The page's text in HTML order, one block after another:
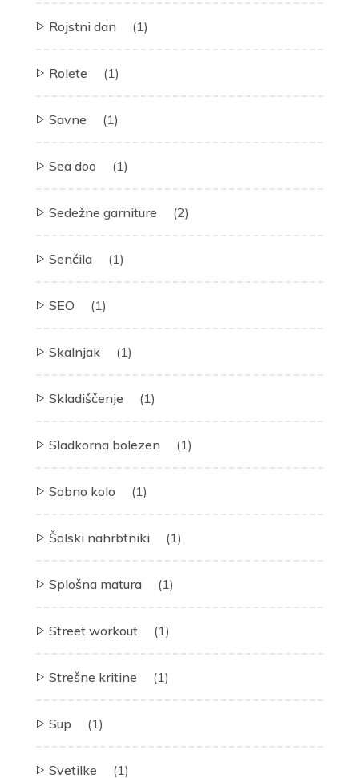
Rojstni dan (1)
Rolete (1)
Savne (1)
Sea doo (1)
Sedežne garniture (2)
Senčila (1)
SEO (1)
Skalnjak (1)
Skladiščenje (1)
Sladkorna bolezen (1)
Sobno kolo (1)
Šolski nahrbtniki (1)
Splošna matura (1)
Street workout (1)
Strešne kritine (1)
Sup (1)
Svetilke (1)